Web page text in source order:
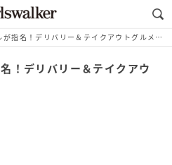
emmaらTGCモデルが指名！デリバリー＆テイクアウトグルメ4選
！デリバリー＆テイクアウ